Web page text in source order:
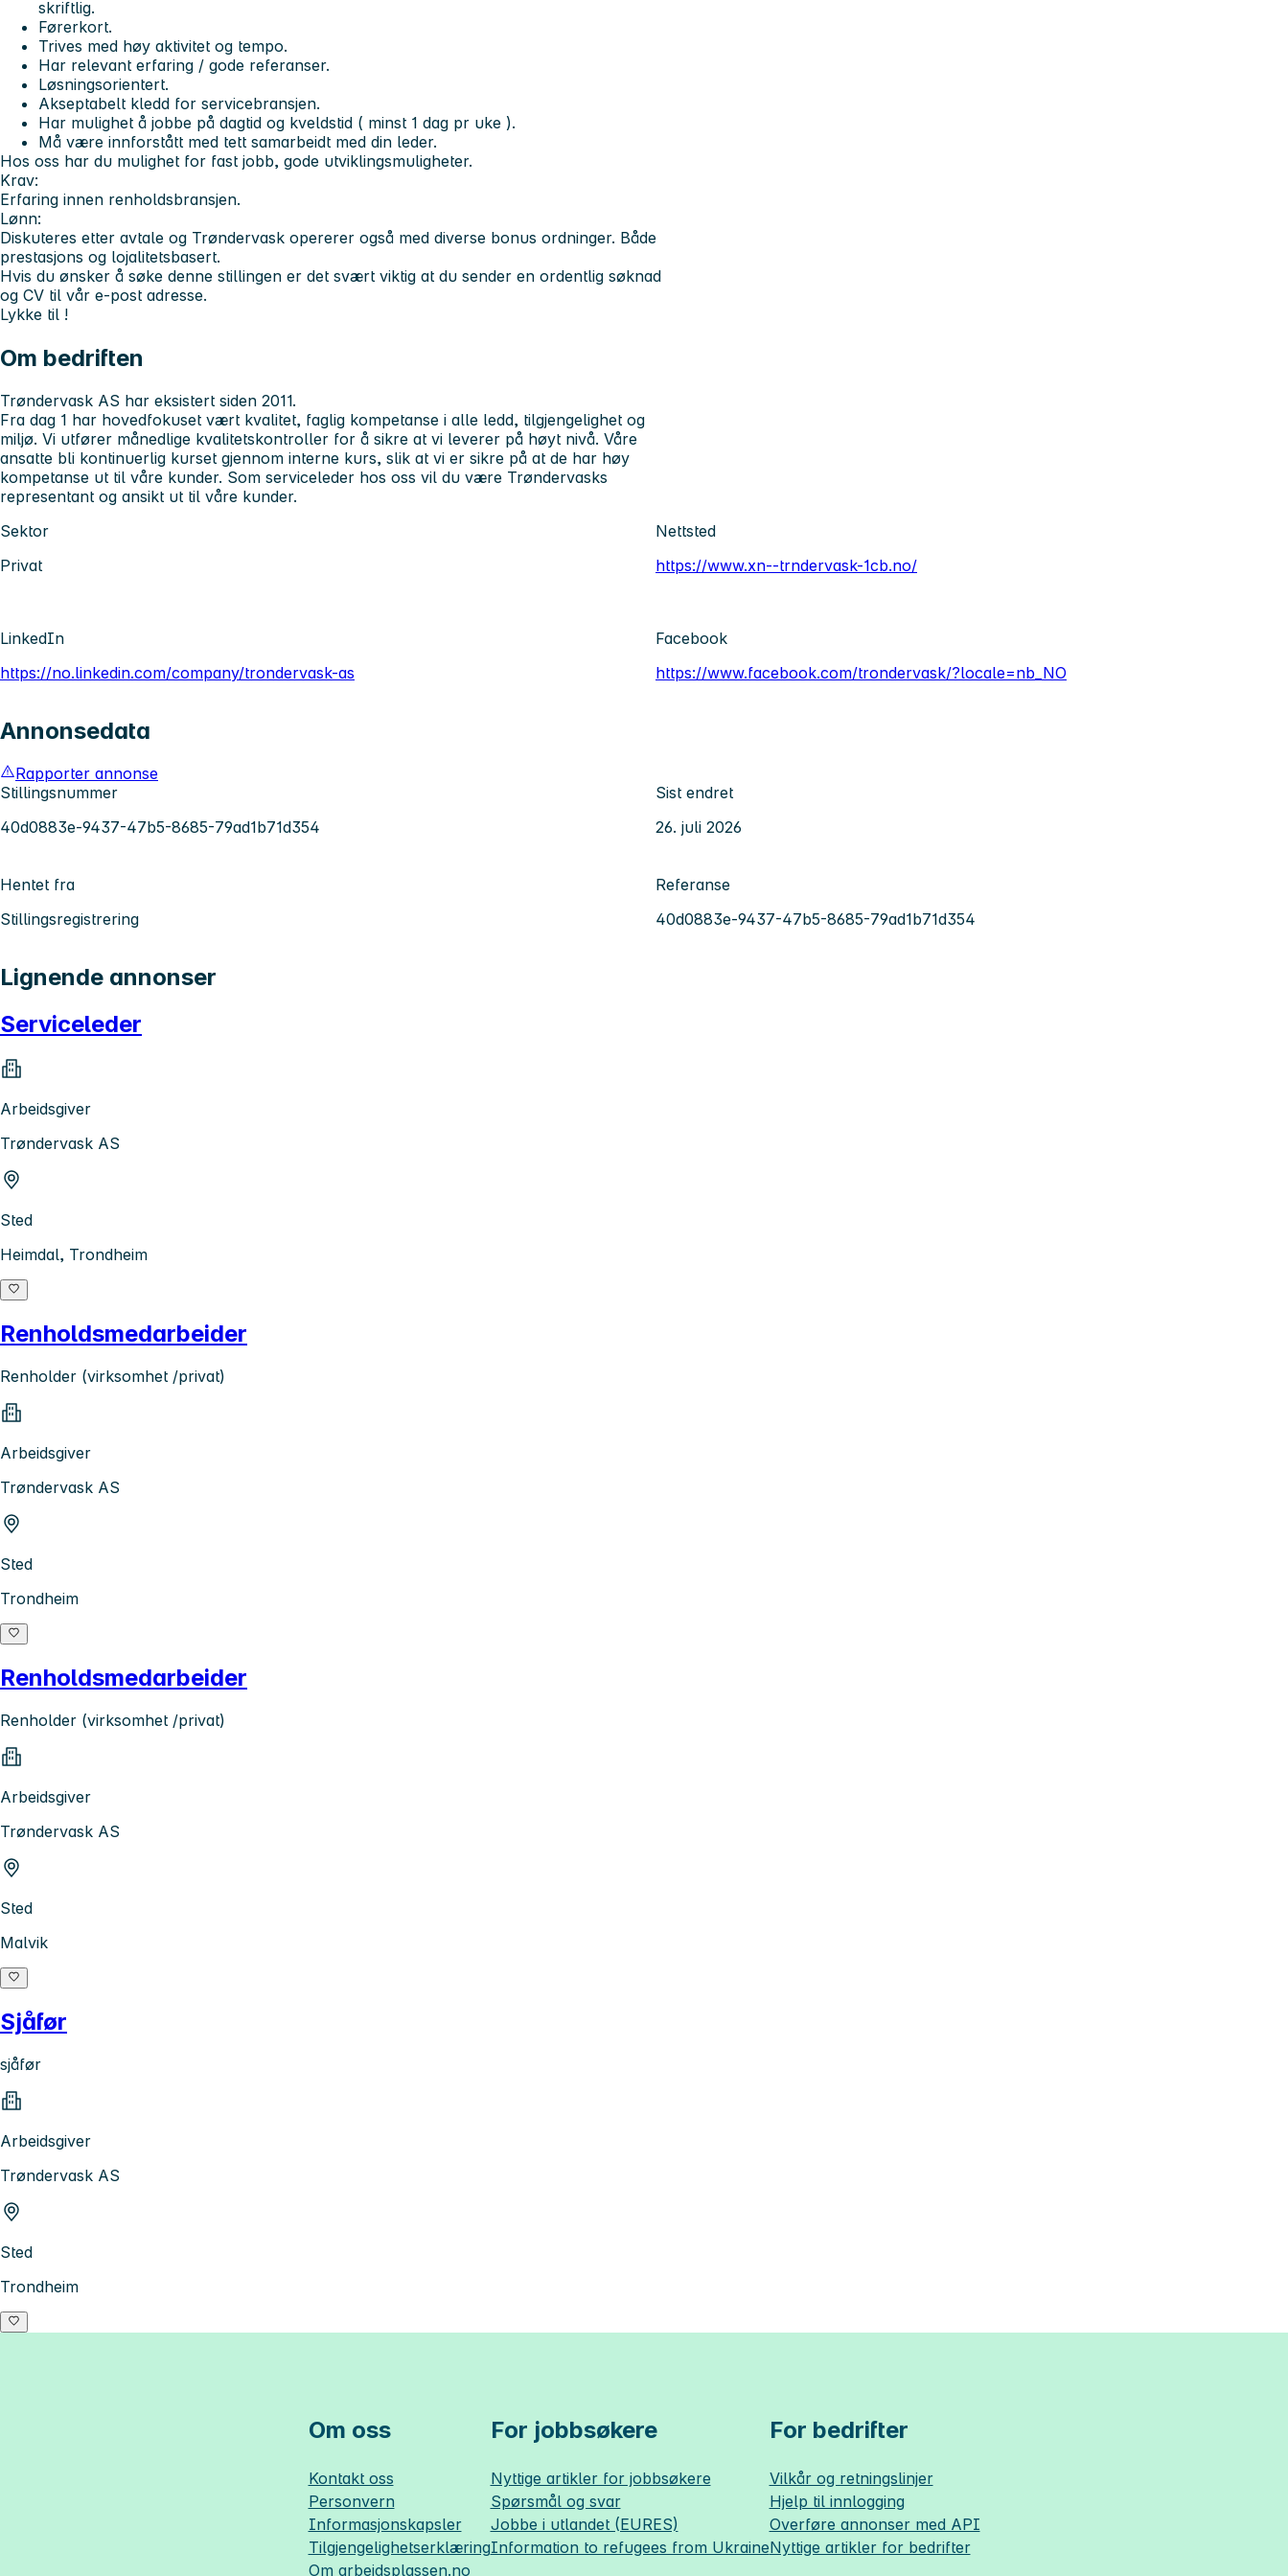
skriftlig.
Førerkort.
Trives med høy aktivitet og tempo.
Har relevant erfaring / gode referanser.
Løsningsorientert.
Akseptabelt kledd for servicebransjen.
Har mulighet å jobbe på dagtid og kveldstid ( minst 1 dag pr uke ).
Må være innforstått med tett samarbeidt med din leder.
Hos oss har du mulighet for fast jobb, gode utviklingsmuligheter.
Krav:
Erfaring innen renholdsbransjen.
Lønn:
Diskuteres etter avtale og Trøndervask opererer også med diverse bonus ordninger. Både
prestasjons og lojalitetsbasert.
Hvis du ønsker å søke denne stillingen er det svært viktig at du sender en ordentlig søknad
og CV til vår e-post adresse.
Lykke til !
Om bedriften
Trøndervask AS har eksistert siden 2011.
Fra dag 1 har hovedfokuset vært kvalitet, faglig kompetanse i alle ledd, tilgjengelighet og
miljø. Vi utfører månedlige kvalitetskontroller for å sikre at vi leverer på høyt nivå. Våre
ansatte bli kontinuerlig kurset gjennom interne kurs, slik at vi er sikre på at de har høy
kompetanse ut til våre kunder. Som serviceleder hos oss vil du være Trøndervasks
representant og ansikt ut til våre kunder.
Sektor
Privat
Nettsted
https://www.xn--trndervask-1cb.no/
LinkedIn
https://no.linkedin.com/company/trondervask-as
Facebook
https://www.facebook.com/trondervask/?locale=nb_NO
Annonsedata
Rapporter annonse
Stillingsnummer
40d0883e-9437-47b5-8685-79ad1b71d354
Sist endret
26. juli 2026
Hentet fra
Stillingsregistrering
Referanse
40d0883e-9437-47b5-8685-79ad1b71d354
Lignende annonser
Serviceleder
Arbeidsgiver
Trøndervask AS
Sted
Heimdal, Trondheim
Renholdsmedarbeider
Renholder (virksomhet /privat)
Arbeidsgiver
Trøndervask AS
Sted
Trondheim
Renholdsmedarbeider
Renholder (virksomhet /privat)
Arbeidsgiver
Trøndervask AS
Sted
Malvik
Sjåfør
sjåfør
Arbeidsgiver
Trøndervask AS
Sted
Trondheim
Om oss
Kontakt oss
Personvern
Informasjonskapsler
Tilgjengelighetserklæring
Om arbeidsplassen.no
For jobbsøkere
Nyttige artikler for jobbsøkere
Spørsmål og svar
Jobbe i utlandet (EURES)
Information to refugees from Ukraine
For bedrifter
Vilkår og retningslinjer
Hjelp til innlogging
Overføre annonser med API
Nyttige artikler for bedrifter